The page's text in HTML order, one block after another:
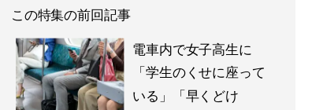
この特集の前回記事
電車内で女子高生に
「学生のくせに座って
いる」「早くどけ